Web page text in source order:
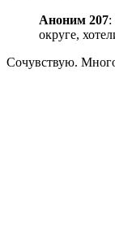
Аноним 207:
округе,
Сочувствую.